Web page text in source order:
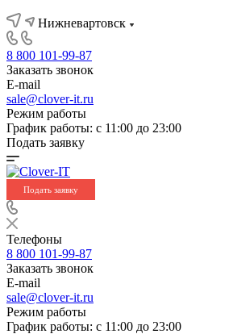
Нижневартовск
8 800 101-99-87
Заказать звонок
E-mail
sale@clover-it.ru
Режим работы
График работы: с 11:00 до 23:00
Подать заявку
Подать заявку
Телефоны
8 800 101-99-87
Заказать звонок
E-mail
sale@clover-it.ru
Режим работы
График работы: с 11:00 до 23:00